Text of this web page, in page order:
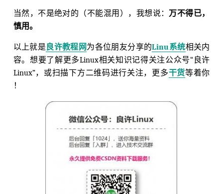
当然，不是绝对的（不能混用），我想说： 万不得已，
慎用。
以上就是良许教程网为各位朋友分享的Linu系统相关内
容。想要了解更多Linux相关知识记得关注公众号“良许
Linux”，或扫描下方二维码进行关注，更多干货等着你
！